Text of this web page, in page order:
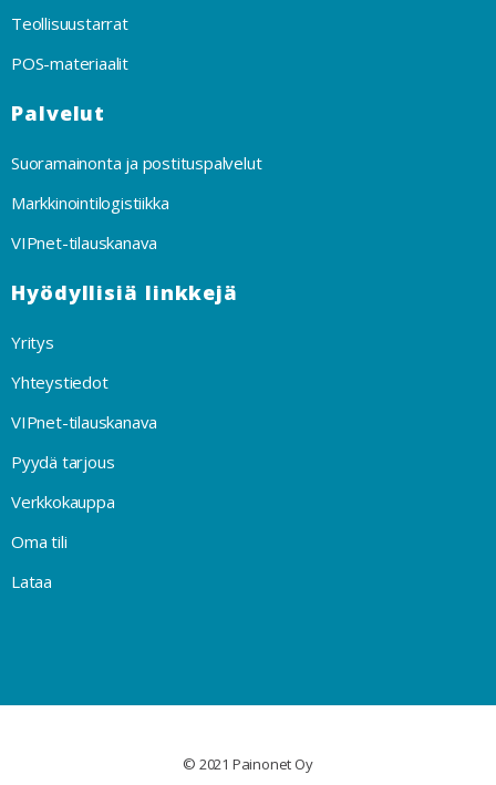
Teollisuustarrat
POS-materiaalit
Palvelut
Suoramainonta ja postituspalvelut
Markkinointilogistiikka
VIPnet-tilauskanava
Hyödyllisiä linkkejä
Yritys
Yhteystiedot
VIPnet-tilauskanava
Pyydä tarjous
Verkkokauppa
Oma tili
Lataa
© 2021 Painonet Oy